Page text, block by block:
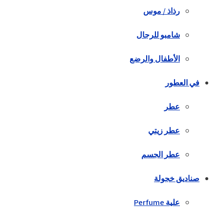
رذاذ / موس
شامبو للرجال
الأطفال والرضع
في العطور
عطر
عطر زيتي
عطر الجسم
صناديق خجولة
علية Perfume